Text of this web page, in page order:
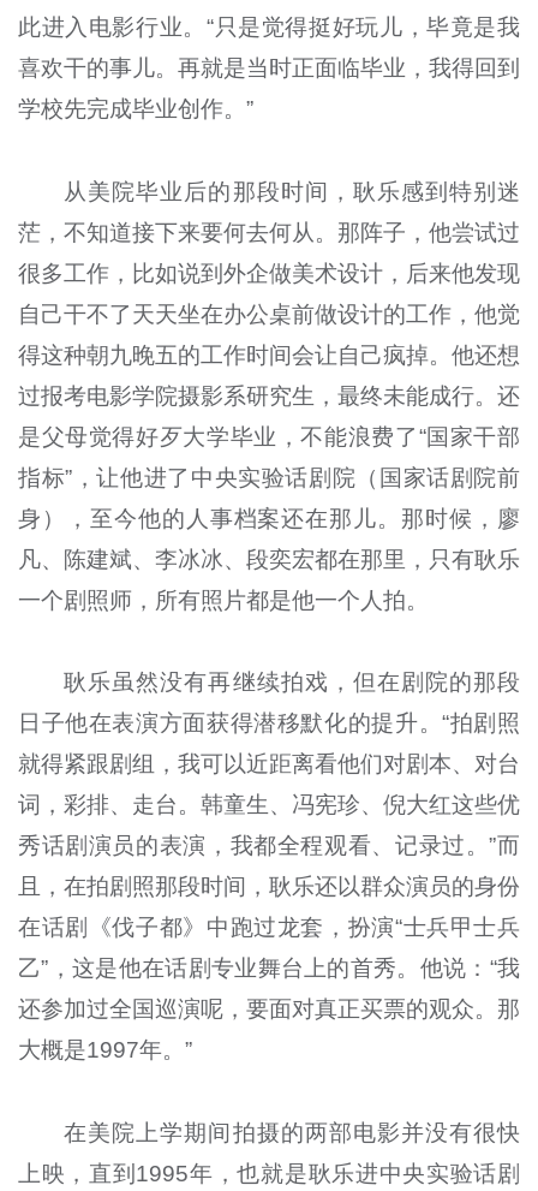
此进入电影行业。“只是觉得挺好玩儿，毕竟是我
喜欢干的事儿。再就是当时正面临毕业，我得回到
学校先完成毕业创作。”
从美院毕业后的那段时间，耿乐感到特别迷
茫，不知道接下来要何去何从。那阵子，他尝试过
很多工作，比如说到外企做美术设计，后来他发现
自己干不了天天坐在办公桌前做设计的工作，他觉
得这种朝九晚五的工作时间会让自己疯掉。他还想
过报考电影学院摄影系研究生，最终未能成行。还
是父母觉得好歹大学毕业，不能浪费了“国家干部
指标”，让他进了中央实验话剧院（国家话剧院前
身），至今他的人事档案还在那儿。那时候，廖
凡、陈建斌、李冰冰、段奕宏都在那里，只有耿乐
一个剧照师，所有照片都是他一个人拍。
耿乐虽然没有再继续拍戏，但在剧院的那段
日子他在表演方面获得潜移默化的提升。“拍剧照
就得紧跟剧组，我可以近距离看他们对剧本、对台
词，彩排、走台。韩童生、冯宪珍、倪大红这些优
秀话剧演员的表演，我都全程观看、记录过。”而
且，在拍剧照那段时间，耿乐还以群众演员的身份
在话剧《伐子都》中跑过龙套，扮演“士兵甲士兵
乙”，这是他在话剧专业舞台上的首秀。他说：“我
还参加过全国巡演呢，要面对真正买票的观众。那
大概是1997年。”
在美院上学期间拍摄的两部电影并没有很快
上映，直到1995年，也就是耿乐进中央实验话剧